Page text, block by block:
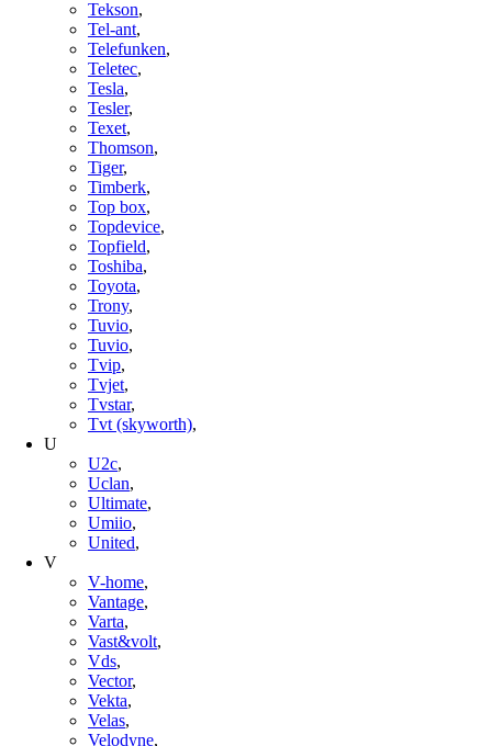
Tekson,
Tel-ant,
Telefunken,
Teletec,
Tesla,
Tesler,
Texet,
Thomson,
Tiger,
Timberk,
Top box,
Topdevice,
Topfield,
Toshiba,
Toyota,
Trony,
Tuvio,
Tuvio,
Tvip,
Tvjet,
Tvstar,
Tvt (skyworth),
U
U2c,
Uclan,
Ultimate,
Umiio,
United,
V
V-home,
Vantage,
Varta,
Vast&volt,
Vds,
Vector,
Vekta,
Velas,
Velodyne,